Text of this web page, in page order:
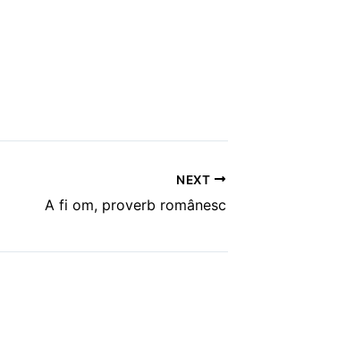
NEXT
A fi om, proverb românesc